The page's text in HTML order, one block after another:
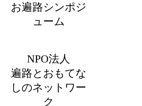
お遍路シンポジ
ューム
NPO法人
遍路とおもてな
しのネットワー
ク